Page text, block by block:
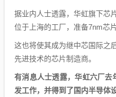
据业内人士透露，华虹旗下芯
位于上海的工厂，准备7nm芯
这也将使其成为继中芯国际之
先进技术的芯片制造商。
有消息人士透露，华虹六厂去
发工作，并得到了国内半导体